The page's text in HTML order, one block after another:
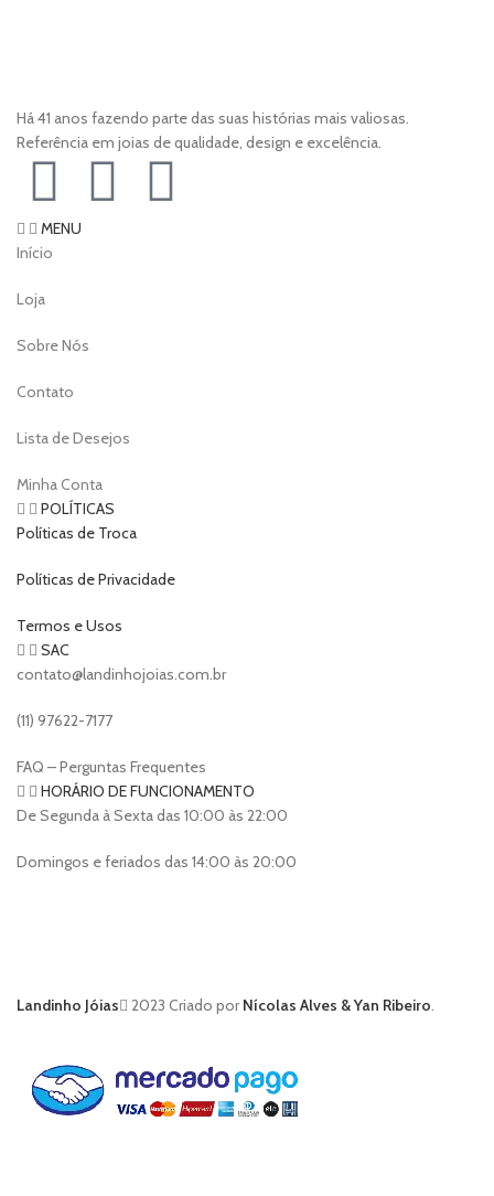
Há 41 anos fazendo parte das suas histórias mais valiosas.
Referência em joias de qualidade, design e excelência.
MENU
Início
Loja
Sobre Nós
Contato
Lista de Desejos
Minha Conta
POLÍTICAS
Políticas de Troca
Políticas de Privacidade
Termos e Usos
SAC
contato@landinhojoias.com.br
(11) 97622-7177
FAQ – Perguntas Frequentes
HORÁRIO DE FUNCIONAMENTO
De Segunda à Sexta das 10:00 às 22:00
Domingos e feriados das 14:00 às 20:00
Landinho Jóias 2023 Criado porNícolas Alves & Yan Ribeiro.